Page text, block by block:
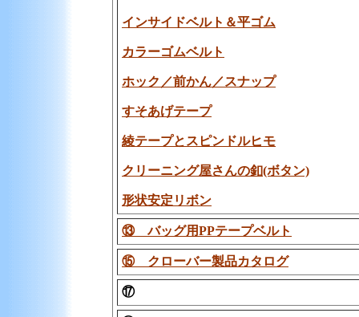
インサイドベルト＆平ゴム
カラーゴムベルト
ホック／前かん／スナップ
すそあげテープ
綾テープとスピンドルヒモ
クリーニング屋さんの釦(ボタン)
形状安定リボン
⑬ バッグ用PPテープベルト
⑮ クローバー製品カタログ
⑰